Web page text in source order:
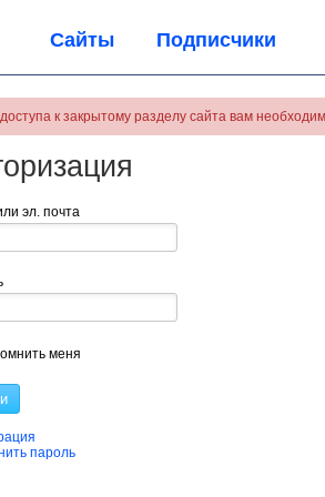
Сайты Подписчики
к закрытому разделу сайта вам
эл. почта
меня
пароль